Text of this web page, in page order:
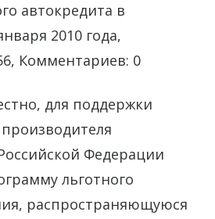
автокредита в
2010 года,
Комментариев: 0
для поддержки
Федерации
льготного
распространяющуюся